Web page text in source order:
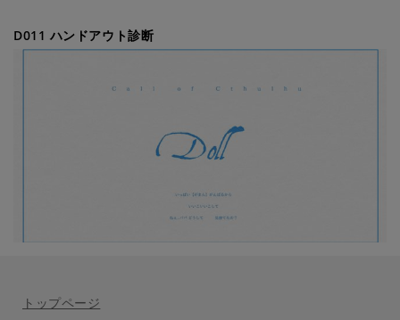
D011 ハンドアウト診断
トップページ